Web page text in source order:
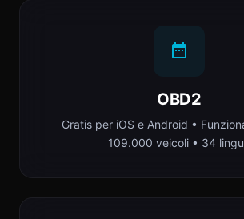
OBD2
Gratis per iOS e Android •
109.000 veicoli • 34